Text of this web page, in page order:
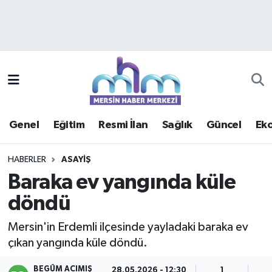
Genel Eğitim Resmi İlan Sağlık Güncel
HABERLER ASAYIŞ
Baraka ev yangında küle
döndü
Mersin'in Erdemli ilçesinde yayladaki baraka ev
çıkan yangında küle döndü.
BEGÜM ACIMIŞ
Güncel
Haberde insan
Kültür - Sanat
Mersin Trafik Yoğunluk Haritası
Süper Lig Puan Durumu ve Fikstür
Haber Arşivi